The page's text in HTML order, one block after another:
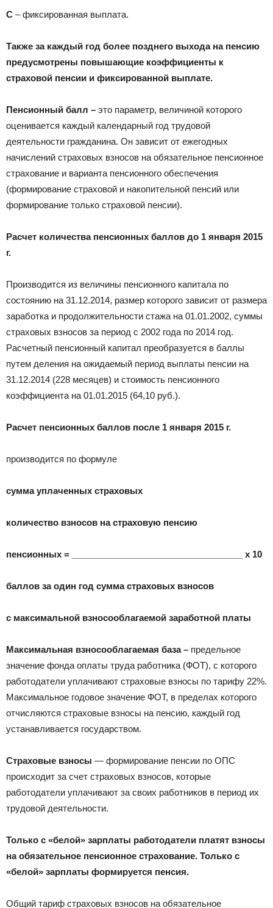
С – фиксированная выплата.
Также за каждый год более позднего выхода на пенсию
предусмотрены повышающие коэффициенты к
страховой пенсии и фиксированной выплате.
Пенсионный балл – это параметр, величиной которого
оценивается каждый календарный год трудовой
деятельности гражданина. Он зависит от ежегодных
начислений страховых взносов на обязательное пенсионное
страхование и варианта пенсионного обеспечения
(формирование страховой и накопительной пенсий или
формирование только страховой пенсии).
Расчет количества пенсионных баллов до 1 января 2015
г.
Производится из величины пенсионного капитала по
состоянию на 31.12.2014, размер которого зависит от размера
заработка и продолжительности стажа на 01.01.2002, суммы
страховых взносов за период с 2002 года по 2014 год.
Расчетный пенсионный капитал преобразуется в баллы
путем деления на ожидаемый период выплаты пенсии на
31.12.2014 (228 месяцев) и стоимость пенсионного
коэффициента на 01.01.2015 (64,10 руб.).
Расчет пенсионных баллов после 1 января 2015 г.
производится по формуле
сумма уплаченных страховых
количество взносов на страховую пенсию
пенсионных = ___________________________________ х 10
баллов за один год сумма страховых взносов
с максимальной взносооблагаемой заработной платы
Максимальная взносооблагаемая база – предельное
значение фонда оплаты труда работника (ФОТ), с которого
работодатели уплачивают страховые взносы по тарифу 22%.
Максимальное годовое значение ФОТ, в пределах которого
отчисляются страховые взносы на пенсию, каждый год
устанавливается государством.
Страховые взносы — формирование пенсии по ОПС
происходит за счет страховых взносов, которые
работодатели уплачивают за своих работников в период их
трудовой деятельности.
Только с «белой» зарплаты работодатели платят взносы
на обязательное пенсионное страхование. Только с
«белой» зарплаты формируется пенсия.
Общий тариф страховых взносов на обязательное